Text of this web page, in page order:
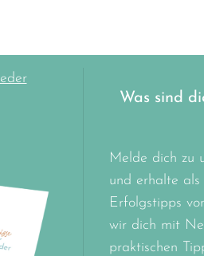
Was sind
Melde dich zu
und erhalte als
Erfolgstipps
wir dich mit
praktischen